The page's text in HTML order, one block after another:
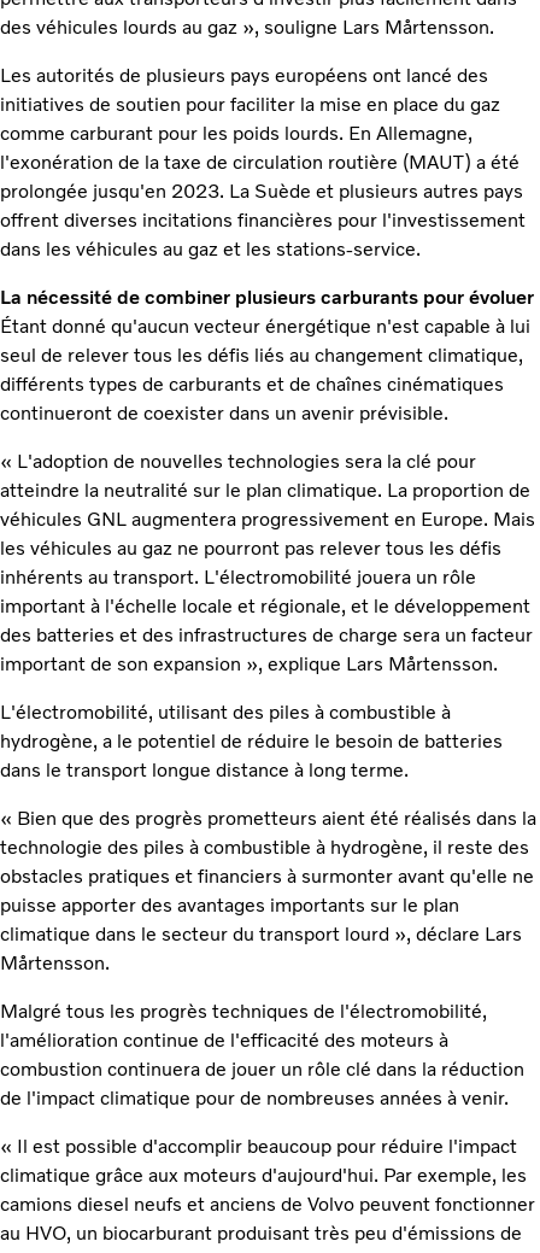
des véhicules lourds au gaz », souligne Lars Mårtensson.
Les autorités de plusieurs pays européens ont lancé des
initiatives de soutien pour faciliter la mise en place du gaz
comme carburant pour les poids lourds. En Allemagne,
l'exonération de la taxe de circulation routière (MAUT) a été
prolongée jusqu'en 2023. La Suède et plusieurs autres pays
offrent diverses incitations financières pour l'investissement
dans les véhicules au gaz et les stations-service.
La nécessité de combiner plusieurs carburants pour évoluer
Étant donné qu'aucun vecteur énergétique n'est capable à lui
seul de relever tous les défis liés au changement climatique,
différents types de carburants et de chaînes cinématiques
continueront de coexister dans un avenir prévisible.
« L'adoption de nouvelles technologies sera la clé pour
atteindre la neutralité sur le plan climatique. La proportion de
véhicules GNL augmentera progressivement en Europe. Mais
les véhicules au gaz ne pourront pas relever tous les défis
inhérents au transport. L'électromobilité jouera un rôle
important à l'échelle locale et régionale, et le développement
des batteries et des infrastructures de charge sera un facteur
important de son expansion », explique Lars Mårtensson.
L'électromobilité, utilisant des piles à combustible à
hydrogène, a le potentiel de réduire le besoin de batteries
dans le transport longue distance à long terme.
« Bien que des progrès prometteurs aient été réalisés dans la
technologie des piles à combustible à hydrogène, il reste des
obstacles pratiques et financiers à surmonter avant qu'elle ne
puisse apporter des avantages importants sur le plan
climatique dans le secteur du transport lourd », déclare Lars
Mårtensson.
Malgré tous les progrès techniques de l'électromobilité,
l'amélioration continue de l'efficacité des moteurs à
combustion continuera de jouer un rôle clé dans la réduction
de l'impact climatique pour de nombreuses années à venir.
« Il est possible d'accomplir beaucoup pour réduire l'impact
climatique grâce aux moteurs d'aujourd'hui. Par exemple, les
camions diesel neufs et anciens de Volvo peuvent fonctionner
au HVO, un biocarburant produisant très peu d'émissions de